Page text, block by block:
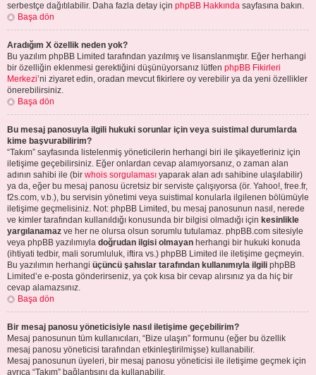
serbestçe dağıtılabilir. Daha fazla detay için phpBB Hakkında sayfasına bakın.
Başa dön
Aradığım X özellik neden yok?
Bu yazılım phpBB Limited tarafından yazılmış ve lisanslanmıştır. Eğer herhangi
bir özelliğin eklenmesi gerektiğini düşünüyorsanız lütfen phpBB Fikirleri
Merkezi’ni ziyaret edin, oradan mevcut fikirlere oy verebilir ya da yeni özellikler
önerebilirsiniz.
Başa dön
Bu mesaj panosuyla ilgili hukuki sorunlar için veya suistimal durumlarda
kime başvurabilirim?
“Takım” sayfasında listelenmiş yöneticilerin herhangi biri ile şikayetleriniz için
iletişime geçebilirsiniz. Eğer onlardan cevap alamıyorsanız, o zaman alan
adının sahibi ile (bir whois sorgulaması yaparak alan adı sahibine ulaşılabilir)
ya da, eğer bu mesaj panosu ücretsiz bir serviste çalışıyorsa (ör. Yahoo!, free.fr,
f2s.com, v.b.), bu servisin yönetimi veya suistimal konularla ilgilenen bölümüyle
iletişime geçmelisiniz. Not: phpBB Limited, bu mesaj panosunun nasıl, nerede
ve kimler tarafından kullanıldığı konusunda bir bilgisi olmadığı için kesinlikle
yargılanamaz ve her ne olursa olsun sorumlu tutulamaz. phpBB.com sitesiyle
veya phpBB yazılımıyla doğrudan ilgisi olmayan herhangi bir hukuki konuda
(ihtiyati tedbir, mali sorumluluk, iftira vs.) phpBB Limited ile iletişime geçmeyin.
Bu yazılımın herhangi üçüncü şahıslar tarafından kullanımıyla ilgili phpBB
Limited’e e-posta gönderirseniz, ya çok kısa bir cevap alırsınız ya da hiç bir
cevap alamazsınız.
Başa dön
Bir mesaj panosu yöneticisiyle nasıl iletişime geçebilirim?
Mesaj panosunun tüm kullanıcıları, “Bize ulaşın” formunu (eğer bu özellik
mesaj panosu yöneticisi tarafından etkinleştirilmişse) kullanabilir.
Mesaj panosunun üyeleri, bir mesaj panosu yöneticisi ile iletişime geçmek için
ayrıca “Takım” bağlantısını da kullanabilir.